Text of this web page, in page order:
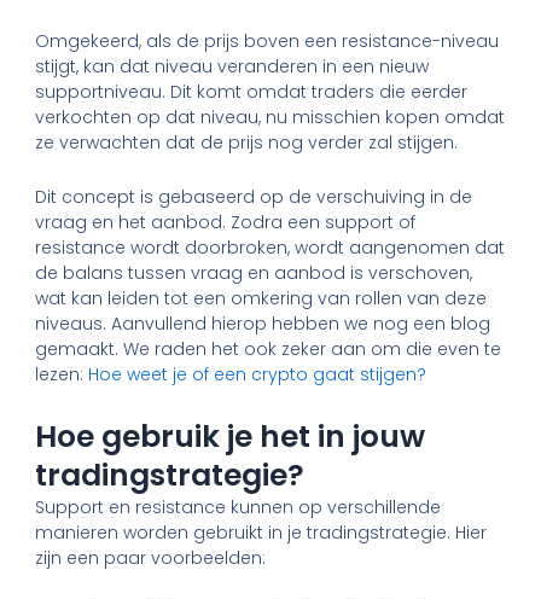
Omgekeerd, als de prijs boven een resistance-niveau
stijgt, kan dat niveau veranderen in een nieuw
supportniveau. Dit komt omdat traders die eerder
verkochten op dat niveau, nu misschien kopen omdat
ze verwachten dat de prijs nog verder zal stijgen.
Dit concept is gebaseerd op de verschuiving in de
vraag en het aanbod. Zodra een support of
resistance wordt doorbroken, wordt aangenomen dat
de balans tussen vraag en aanbod is verschoven,
wat kan leiden tot een omkering van rollen van deze
niveaus. Aanvullend hierop hebben we nog een blog
gemaakt. We raden het ook zeker aan om die even te
lezen: Hoe weet je of een crypto gaat stijgen?
Hoe gebruik je het in jouw
tradingstrategie?
Support en resistance kunnen op verschillende
manieren worden gebruikt in je tradingstrategie. Hier
zijn een paar voorbeelden: